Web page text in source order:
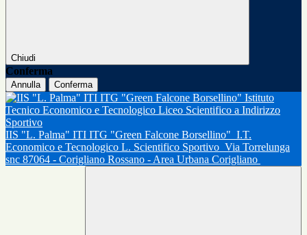
Chiudi
Conferma
Annulla Conferma
IIS "L. Palma" ITI ITG "Green Falcone Borsellino" I.T.
Economico e Tecnologico L. Scientifico Sportivo Via Torrelunga
snc 87064 - Corigliano Rossano - Area Urbana Corigliano